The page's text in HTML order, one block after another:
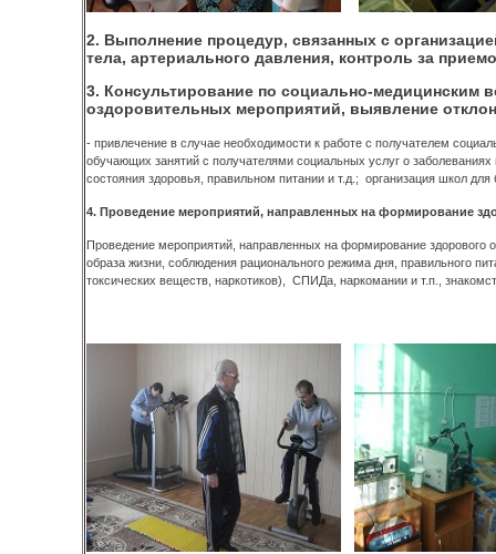
2. Выполнение процедур, связанных с
тела, артериального давления, контроль за
3. Консультирование по социально-медицинским
оздоровительных мероприятий, выявление
- привлечение в случае необходимости к работе с получателем
обучающих занятий с получателями социальных услуг о
состояния здоровья, правильном питании и т.д.; организация школ
4. Проведение мероприятий, направленных на формирование
Проведение мероприятий, направленных на формирование здорового
образа жизни, соблюдения рационального режима дня, правильного
токсических веществ, наркотиков), СПИДа, наркомании и т.п.,